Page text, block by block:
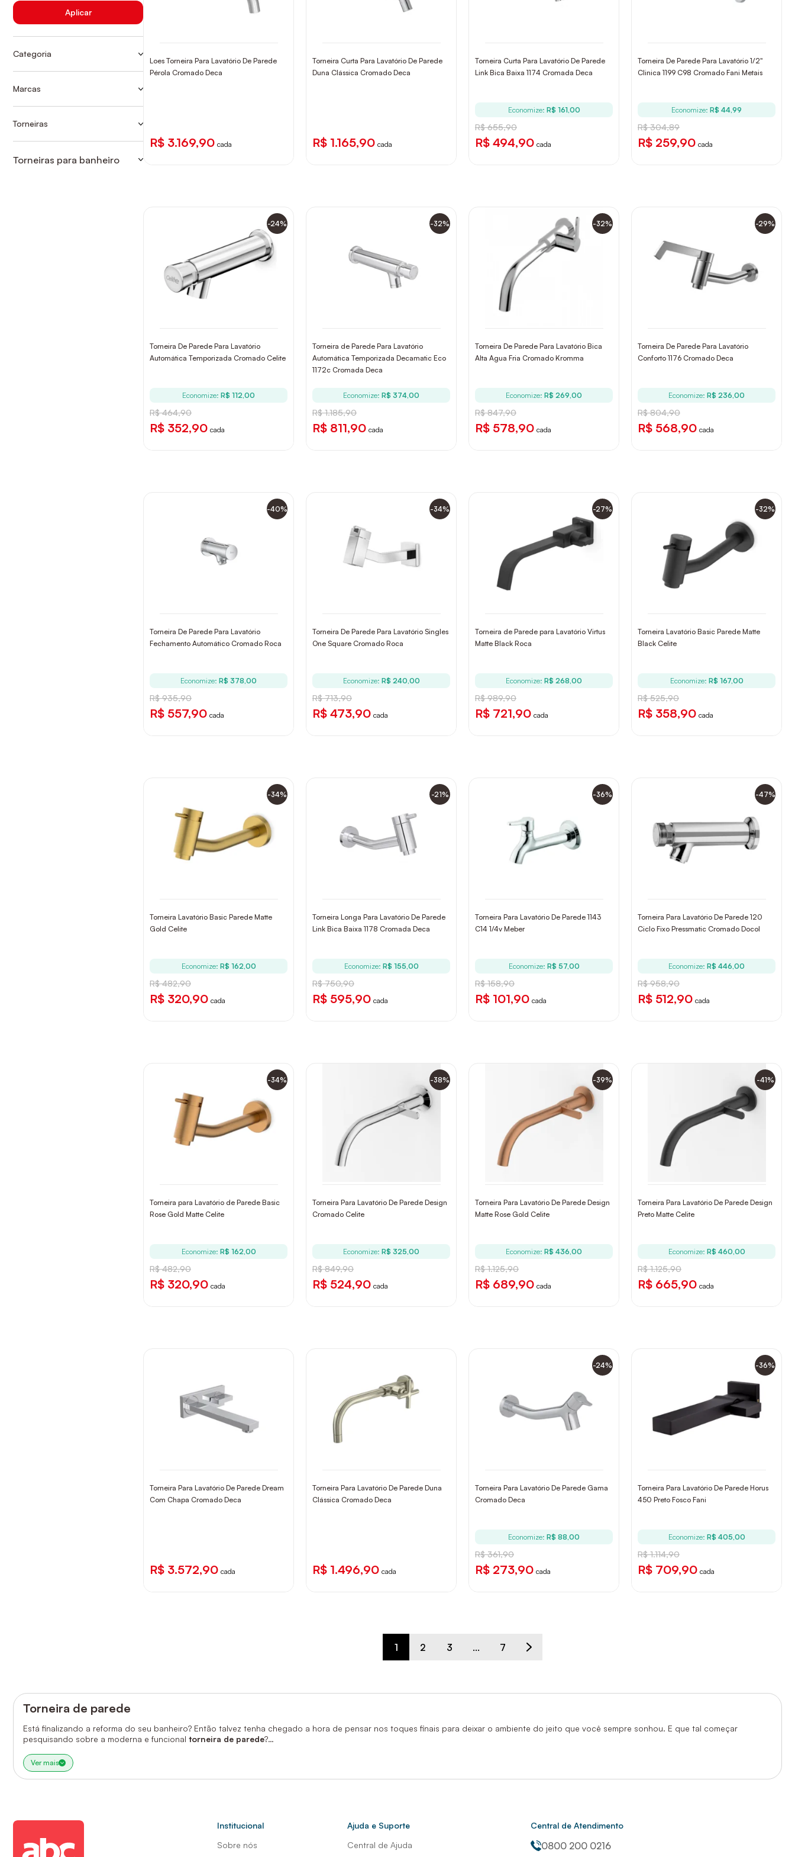
Aplicar
Categoria
PARA BANHEIRO
Marcas
Torneiras
Torneiras para banheiro
Loes Torneira Para Lavatório De Parede
Pérola Cromado Deca
R$ 3.169,90 cada
Torneira Curta Para Lavatório De Parede
Duna Clássica Cromado Deca
R$ 1.165,90 cada
Torneira Curta Para Lavatório De Parede
Link Bica Baixa 1174 Cromada Deca
Economize: R$ 161,00
R$ 655,90
R$ 494,90 cada
Torneira De Parede Para Lavatório 1/2"
Clinica 1199 C98 Cromado Fani Metais
Economize: R$ 44,99
R$ 304,89
R$ 259,90 cada
-24%
Torneira De Parede Para Lavatório
Automática Temporizada Cromado Celite
Economize: R$ 112,00
R$ 464,90
R$ 352,90 cada
-32%
Torneira de Parede Para Lavatório
Automática Temporizada Decamatic Eco
1172c Cromada Deca
Economize: R$ 374,00
R$ 1.185,90
R$ 811,90 cada
-32%
Torneira De Parede Para Lavatório Bica
Alta Agua Fria Cromado Kromma
Economize: R$ 269,00
R$ 847,90
R$ 578,90 cada
-29%
Torneira De Parede Para Lavatório
Conforto 1176 Cromado Deca
Economize: R$ 236,00
R$ 804,90
R$ 568,90 cada
-40%
Torneira De Parede Para Lavatório
Fechamento Automático Cromado Roca
Economize: R$ 378,00
R$ 935,90
R$ 557,90 cada
-34%
Torneira De Parede Para Lavatório Singles
One Square Cromado Roca
Economize: R$ 240,00
R$ 713,90
R$ 473,90 cada
-27%
Torneira de Parede para Lavatório Virtus
Matte Black Roca
Economize: R$ 268,00
R$ 989,90
R$ 721,90 cada
-32%
Torneira Lavatório Basic Parede Matte
Black Celite
Economize: R$ 167,00
R$ 525,90
R$ 358,90 cada
-34%
Torneira Lavatório Basic Parede Matte
Gold Celite
Economize: R$ 162,00
R$ 482,90
R$ 320,90 cada
-21%
Torneira Longa Para Lavatório De Parede
Link Bica Baixa 1178 Cromada Deca
Economize: R$ 155,00
R$ 750,90
R$ 595,90 cada
-36%
Torneira Para Lavatório De Parede 1143
C14 1/4v Meber
Economize: R$ 57,00
R$ 158,90
R$ 101,90 cada
-47%
Torneira Para Lavatório De Parede 120
Ciclo Fixo Pressmatic Cromado Docol
Economize: R$ 446,00
R$ 958,90
R$ 512,90 cada
-34%
Torneira para Lavatório de Parede Basic
Rose Gold Matte Celite
Economize: R$ 162,00
R$ 482,90
R$ 320,90 cada
-38%
Torneira Para Lavatório De Parede Design
Cromado Celite
Economize: R$ 325,00
R$ 849,90
R$ 524,90 cada
-39%
Torneira Para Lavatório De Parede Design
Matte Rose Gold Celite
Economize: R$ 436,00
R$ 1.125,90
R$ 689,90 cada
-41%
Torneira Para Lavatório De Parede Design
Preto Matte Celite
Economize: R$ 460,00
R$ 1.125,90
R$ 665,90 cada
Torneira Para Lavatório De Parede Dream
Com Chapa Cromado Deca
R$ 3.572,90 cada
Torneira Para Lavatório De Parede Duna
Clássica Cromado Deca
R$ 1.496,90 cada
-24%
Torneira Para Lavatório De Parede Gama
Cromado Deca
Economize: R$ 88,00
R$ 361,90
R$ 273,90 cada
-36%
Torneira Para Lavatório De Parede Horus
450 Preto Fosco Fani
Economize: R$ 405,00
R$ 1.114,90
R$ 709,90 cada
1 2 3 ... 7
Torneira de parede
Está finalizando a reforma do seu banheiro? Então talvez tenha chegado a hora de pensar nos toques finais para deixar o ambiente do jeito que você sempre sonhou. E que tal começar
pesquisando sobre a moderna e funcional torneira de parede?
A torneira de parede é um daqueles detalhes que fazem a diferença e são capazes de acrescentar um toque de charme, conforto e funcionalidade ao seu banheiro.
Por isso, continue com a gente e saiba o que levar em consideração na hora de escolher a torneira de parede para banheiro ideal para as suas necessidades.
Ver mais
Institucional
Sobre nós
Ajuda e Suporte
Central de Ajuda
Central de Atendimento
0800 200 0216